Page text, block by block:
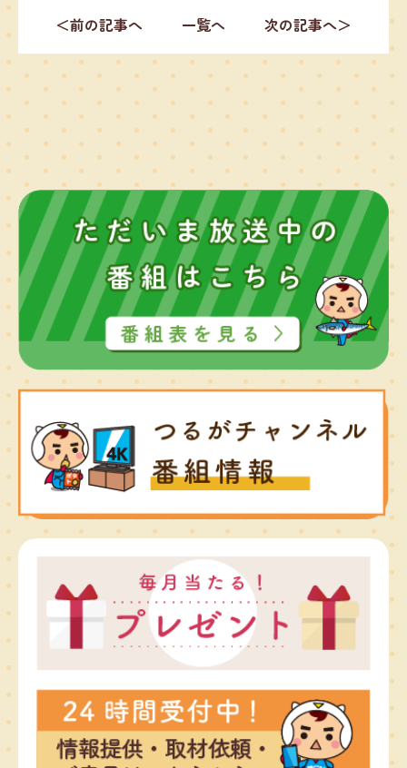
＜前の記事へ 一覧へ 次の記事へ＞